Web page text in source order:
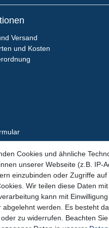
Cookies und ähnliche
unserer Webseite (z.B. IP-
einzubinden oder Zugriffe
Wir teilen diese Daten
kann mit
abgelehnt werden. Es besteht
zu widerrufen. Beachten
Versand
und Kosten
- 91 28 193
sport-24.de
Zeiten:
12:00 - 18:30 Uhr
09:00 - 14:30 Uhr